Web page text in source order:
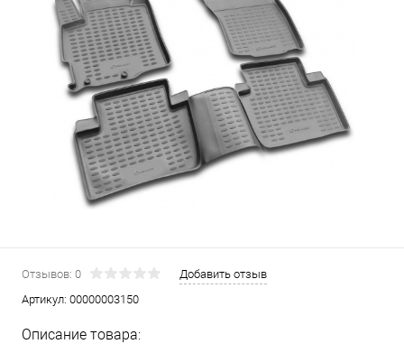
Отзывов: 0
Добавить отзыв
Артикул: 00000003150
Описание товара: